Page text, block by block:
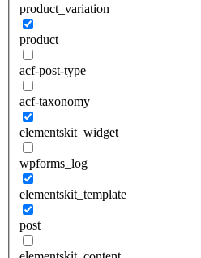
product_variation
product
acf-post-type
acf-taxonomy
elementskit_widget
wpforms_log
elementskit_template
post